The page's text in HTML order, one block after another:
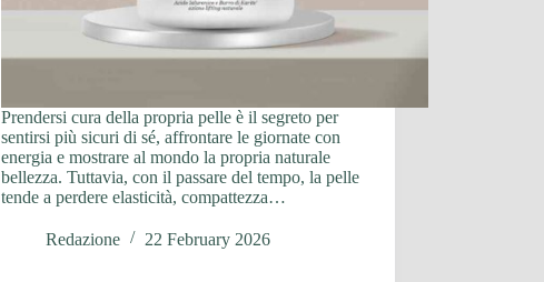
Prendersi cura della propria pelle è il segreto per
sentirsi più sicuri di sé, affrontare le giornate con
energia e mostrare al mondo la propria naturale
bellezza. Tuttavia, con il passare del tempo, la pelle
tende a perdere elasticità, compattezza…
Redazione 22 February 2026